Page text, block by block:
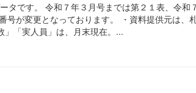
タです。 令和７年３月号までは第２１表、令和
号が変更となっております。 ・資料提供元は、
「実人員」は、月末現在。...